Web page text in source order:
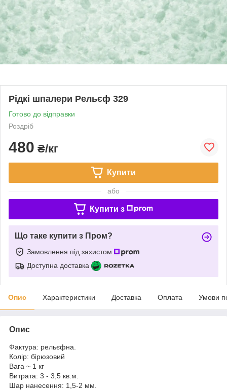
Рідкі шпалери Рельєф 329
Готово до відправки
Роздріб
480 ₴/кг
Купити
або
Купити з
Що таке купити з Пром?
Замовлення під захистом
Доступна доставка
Опис Характеристики Доставка Оплата Умови
Опис
Фактура: рельєфна.
Колір: бірюзовий
Вага ~ 1 кг
Витрата: 3 - 3,5 кв.м.
Шар нанесення: 1,5-2 мм.